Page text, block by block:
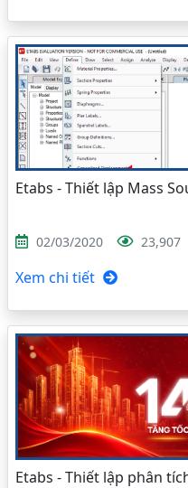
Etabs - Thiết lập Mass
02/03/2020 23,907
Xem chi tiết
Etabs - Thiết lập phân